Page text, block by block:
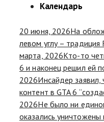
Календарь
20 июня, 2026На
левом углу –
марта, 2026Кто-то
6 и наконец решил ей
2026Инсайдер заявил,
контент в GTA 6
2026Не было ни
оказались